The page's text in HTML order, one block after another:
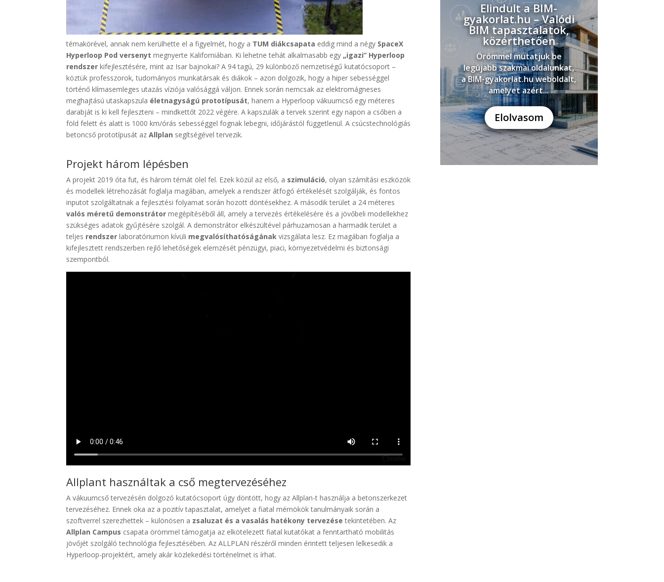
témakörével, annak nem kerülhette el a figyelmét, hogy a TUM diákcsapata eddig mind a négy SpaceX
Hyperloop Pod versenytmegnyerte Kaliforniában. Ki lehetne tehát alkalmasabb egy „igazi” Hyperloop
rendszerkifejlesztésére, mint az Isar bajnokai? A 94 tagú, 29 különböző nemzetiségű kutatócsoport –
köztük professzorok, tudományos munkatársak és diákok – azon dolgozik, hogy a hiper sebességgel
történő klímasemleges utazás víziója valósággá váljon. Ennek során nemcsak az elektromágneses
meghajtású utaskapszula életnagyságú prototípusát, hanem a Hyperloop vákuumcső egy méteres
darabját is ki kell fejleszteni – mindkettőt 2022 végére. A kapszulák a tervek szerint egy napon a csőben a
föld felett és alatt is 1000 km/órás sebességgel fognak lebegni, időjárástól függetlenül. A csúcstechnológiás
betoncső prototípusát azAllplan segítségével tervezik.
Projekt három lépésben
A projekt 2019 óta fut, és három témát ölel fel. Ezek közül az első, a szimuláció, olyan számítási eszközök
és modellek létrehozását foglalja magában, amelyek a rendszer átfogó értékelését szolgálják, és fontos
inputot szolgáltatnak a fejlesztési folyamat során hozott döntésekhez. A második terület a 24 méteres
valós méretű demonstrátormegépítéséből áll, amely a tervezés értékelésére és a jövőbeli modellekhez
szükséges adatok gyűjtésére szolgál. A demonstrátor elkészültével párhuzamosan a harmadik terület a
teljes rendszerlaboratóriumon kívüli megvalósíthatóságánakvizsgálata lesz. Ez magában foglalja a
kifejlesztett rendszerben rejlő lehetőségek elemzését pénzügyi, piaci, környezetvédelmi és biztonsági
szempontból.
Allplant használtak a cső megtervezéséhez
A vákuumcső tervezésén dolgozó kutatócsoport úgy döntött, hogy az Allplan-t használja a betonszerkezet
tervezéséhez. Ennek oka az a pozitív tapasztalat, amelyet a fiatal mérnökök tanulmányaik során a
szoftverrel szerezhettek – különösen a zsaluzat és a vasalás hatékony tervezésetekintetében. Az
Allplan Campus csapata örömmel támogatja az elkötelezett fiatal kutatókat a fenntartható mobilitás
jövőjét szolgáló technológia fejlesztésében. Az ALLPLAN részéről minden érintett teljesen lelkesedik a
Hyperloop-projektért, amely akár közlekedési történelmet is írhat.
Elindult a BIM-
gyakorlat.hu – Valódi
BIM tapasztalatok,
közérthetően
Örömmel mutatjuk be
legújabb szakmai oldalunkat,
a BIM-gyakorlat.hu weboldalt,
amelyet azért...
Elolvasom